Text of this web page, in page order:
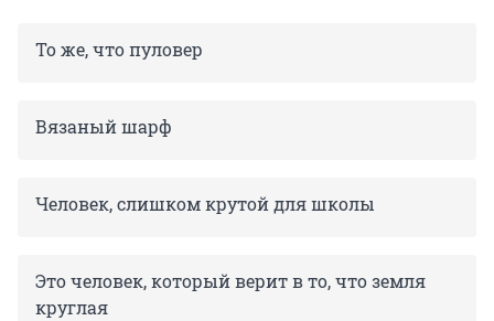
То же, что пуловер
Вязаный шарф
Человек, слишком крутой для школы
Это человек, который верит в то, что земля
круглая